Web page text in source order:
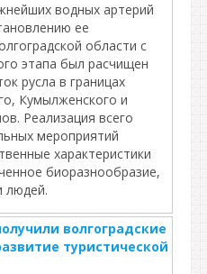
водных артерий
ее
области с
этапа был расчищен
русла в границах
Кумылженского и
Реализация всего
мероприятий
характеристики
биоразнообразие,
людей.
волгоградские
туристической